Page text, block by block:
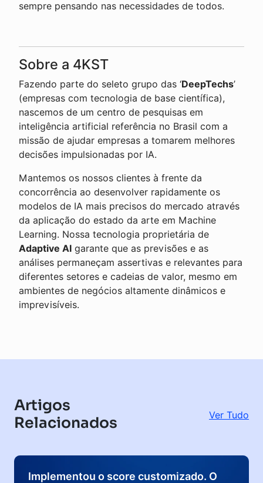
sempre pensando nas necessidades de todos.
Sobre a 4KST
Fazendo parte do seleto grupo das ‘DeepTechs’
(empresas com tecnologia de base científica),
nascemos de um centro de pesquisas em
inteligência artificial referência no Brasil com a
missão de ajudar empresas a tomarem melhores
decisões impulsionadas por IA.
Mantemos os nossos clientes à frente da
concorrência ao desenvolver rapidamente os
modelos de IA mais precisos do mercado através
da aplicação do estado da arte em Machine
Learning. Nossa tecnologia proprietária de
Adaptive AI garante que as previsões e as
análises permaneçam assertivas e relevantes para
diferentes setores e cadeias de valor, mesmo em
ambientes de negócios altamente dinâmicos e
imprevisíveis.
Artigos
Relacionados
Ver Tudo
Implementou o score customizado. O